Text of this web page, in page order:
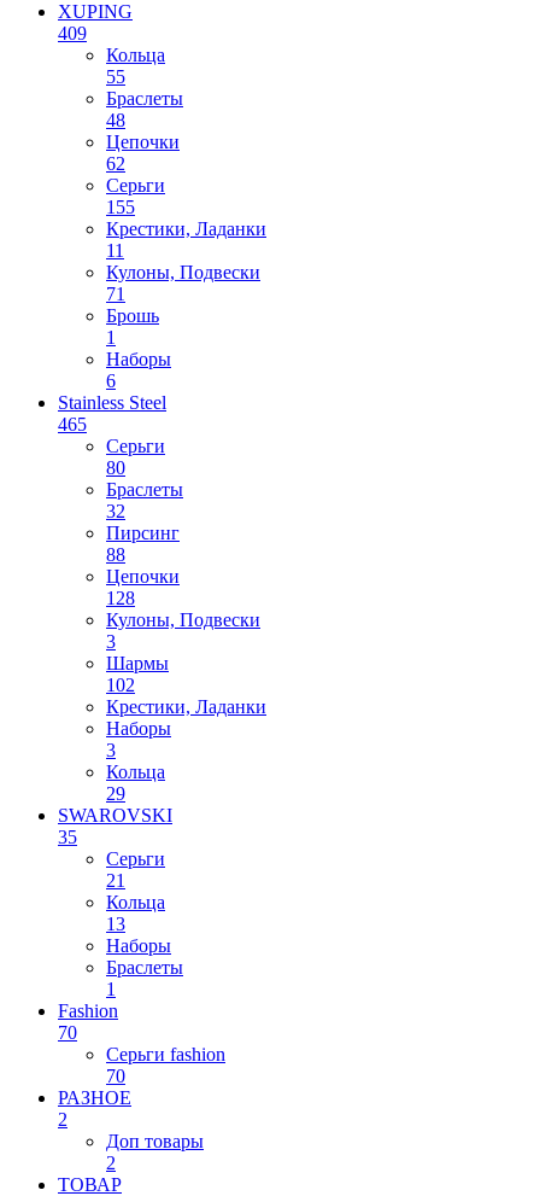
XUPING
409
Кольца
55
Браслеты
48
Цепочки
62
Серьги
155
Крестики, Ладанки
11
Кулоны, Подвески
71
Брошь
1
Наборы
6
Stainless Steel
465
Cерьги
80
Браслеты
32
Пирсинг
88
Цепочки
128
Кулоны, Подвески
3
Шармы
102
Крестики, Ладанки
Наборы
3
Кольца
29
SWAROVSKI
35
Серьги
21
Кольца
13
Наборы
Браслеты
1
Fashion
70
Серьги fashion
70
РАЗНОЕ
2
Доп товары
2
ТОВАР